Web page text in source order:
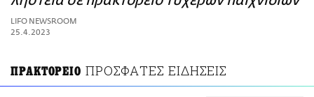
ΑΜΠΑ
PRINT
LIFO NEWSROOM
25.4.2023
ΠΡΑΚΤΟΡΕΙΟ ΠΡΟΣΦΑΤΕΣ ΕΙΔΗΣΕΙΣ